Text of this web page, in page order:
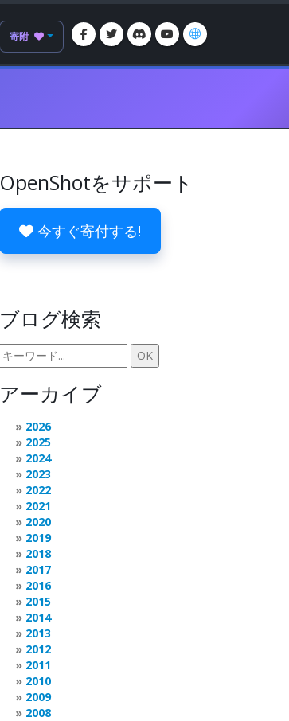
寄附
OpenShotをサポート
今すぐ寄付する!
ブログ検索
アーカイブ
2026
2025
2024
2023
2022
2021
2020
2019
2018
2017
2016
2015
2014
2013
2012
2011
2010
2009
2008